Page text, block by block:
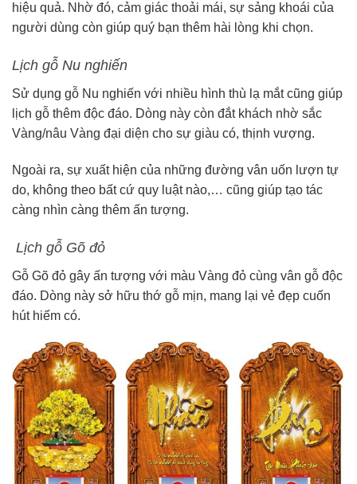
hiệu quả. Nhờ đó, cảm giác thoải mái, sự sảng khoái của
người dùng còn giúp quý bạn thêm hài lòng khi chọn.
Lịch gỗ Nu nghiến
Sử dụng gỗ Nu nghiến với nhiều hình thù lạ mắt cũng giúp
lịch gỗ thêm độc đáo. Dòng này còn đắt khách nhờ sắc
Vàng/nâu Vàng đại diện cho sự giàu có, thịnh vượng.
Ngoài ra, sự xuất hiện của những đường vân uốn lượn tự
do, không theo bất cứ quy luật nào,… cũng giúp tạo tác
càng nhìn càng thêm ấn tượng.
Lịch gỗ Gõ đỏ
Gỗ Gõ đỏ gây ấn tượng với màu Vàng đỏ cùng vân gỗ độc
đáo. Dòng này sở hữu thớ gỗ mịn, mang lại vẻ đẹp cuốn
hút hiếm có.